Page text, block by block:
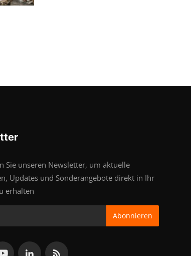
Sie unseren Newsletter, um aktuelle
Updates und Sonderangebote direkt in Ihr
erhalten
Abonnieren